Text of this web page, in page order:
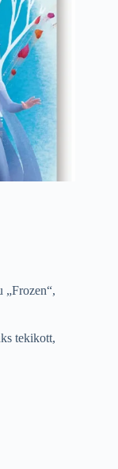
„Frozen“,
tekikott,